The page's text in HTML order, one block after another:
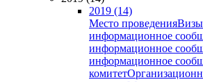
2019 (14)
Место проведенияВизы
информационное
информационное
информационное
комитет